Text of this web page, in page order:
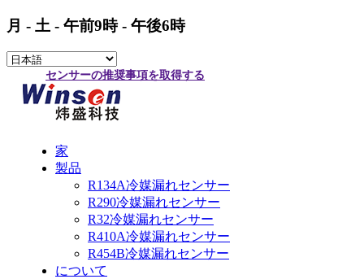
月 - 土 - 午前9時 - 午後6時
センサーの推奨事項を取得する
家
製品
R134A冷媒漏れセンサー
R290冷媒漏れセンサー
R32冷媒漏れセンサー
R410A冷媒漏れセンサー
R454B冷媒漏れセンサー
について